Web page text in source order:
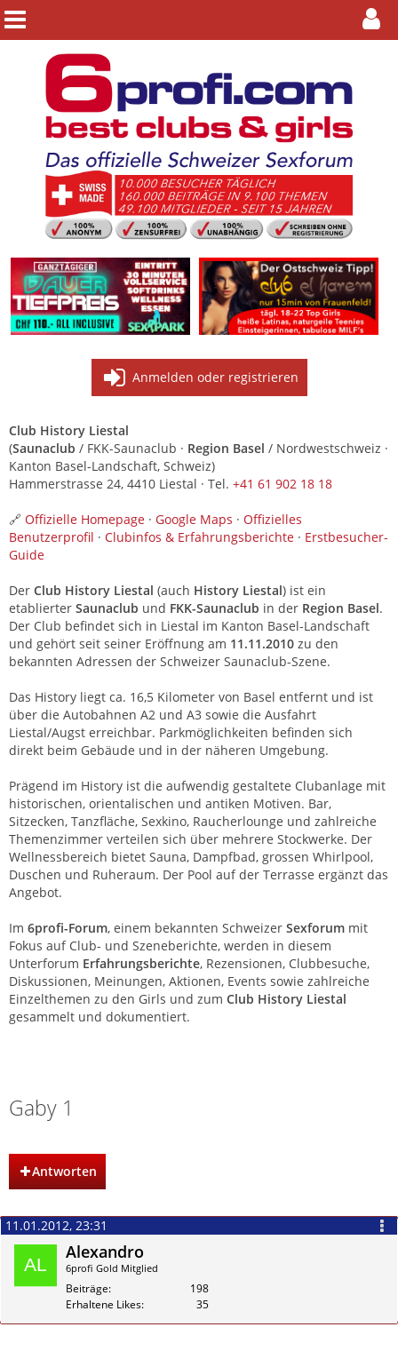
Anmelden oder registrieren
Club History Liestal
(Saunaclub / FKK-Saunaclub · Region Basel / Nordwestschweiz ·
Kanton Basel-Landschaft, Schweiz)
Hammerstrasse 24, 4410 Liestal · Tel. +41 61 902 18 18
🔗 Offizielle Homepage · Google Maps · Offizielles
Benutzerprofil · Clubinfos & Erfahrungsberichte · Erstbesucher-
Guide
Der Club History Liestal (auch History Liestal) ist ein
etablierter Saunaclub und FKK-Saunaclub in der Region Basel.
Der Club befindet sich in Liestal im Kanton Basel-Landschaft
und gehört seit seiner Eröffnung am 11.11.2010 zu den
bekannten Adressen der Schweizer Saunaclub-Szene.
Das History liegt ca. 16,5 Kilometer von Basel entfernt und ist
über die Autobahnen A2 und A3 sowie die Ausfahrt
Liestal/Augst erreichbar. Parkmöglichkeiten befinden sich
direkt beim Gebäude und in der näheren Umgebung.
Prägend im History ist die aufwendig gestaltete Clubanlage mit
historischen, orientalischen und antiken Motiven. Bar,
Sitzecken, Tanzfläche, Sexkino, Raucherlounge und zahlreiche
Themenzimmer verteilen sich über mehrere Stockwerke. Der
Wellnessbereich bietet Sauna, Dampfbad, grossen Whirlpool,
Duschen und Ruheraum. Der Pool auf der Terrasse ergänzt das
Angebot.
Im 6profi-Forum, einem bekannten Schweizer Sexforum mit
Fokus auf Club- und Szeneberichte, werden in diesem
Unterforum Erfahrungsberichte, Rezensionen, Clubbesuche,
Diskussionen, Meinungen, Aktionen, Events sowie zahlreiche
Einzelthemen zu den Girls und zum Club History Liestal
gesammelt und dokumentiert.
Gaby 1
Antworten
11.01.2012, 23:31
Alexandro
6profi Gold Mitglied
Beiträge
198
Erhaltene Likes
35